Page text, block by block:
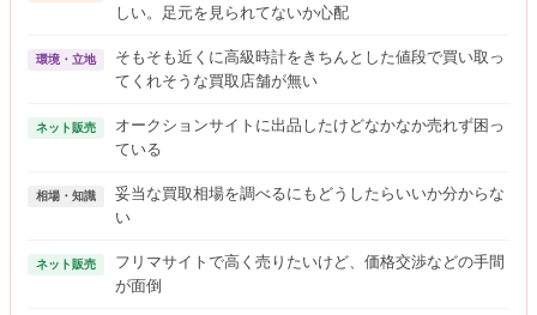
しい。足元を見られてないか心配
環境・立地
そもそも近くに高級時計をきちんとした値段で買い取っ
てくれそうな買取店舗が無い
ネット販売
オークションサイトに出品したけどなかなか売れず困っ
ている
相場・知識
妥当な買取相場を調べるにもどうしたらいいか分からな
い
ネット販売
フリマサイトで高く売りたいけど、価格交渉などの手間
が面倒